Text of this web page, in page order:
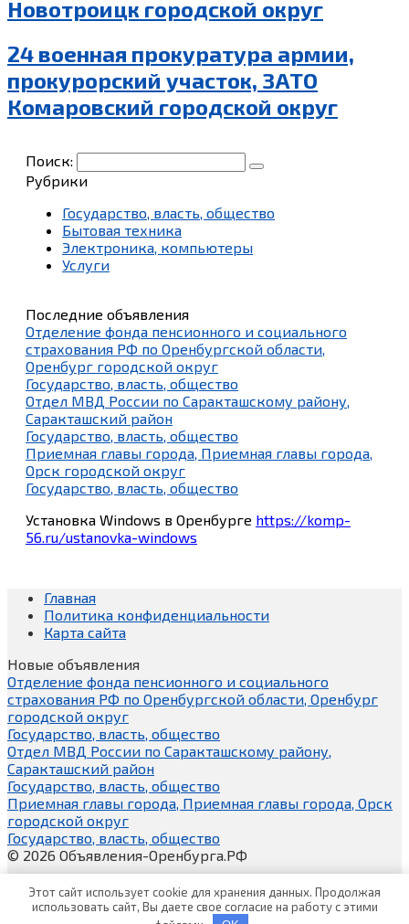
Новотроицк городской округ
24 военная прокуратура армии,
прокурорский участок, ЗАТО
Комаровский городской округ
Поиск:
Рубрики
Государство, власть, общество
Бытовая техника
Электроника, компьютеры
Услуги
Последние объявления
Отделение фонда пенсионного и социального
страхования РФ по Оренбургской области,
Оренбург городской округ
Государство, власть, общество
Отдел МВД России по Саракташскому району,
Саракташский район
Государство, власть, общество
Приемная главы города, Приемная главы города,
Орск городской округ
Государство, власть, общество
Установка Windows в Оренбурге https://komp-
56.ru/ustanovka-windows
Главная
Политика конфиденциальности
Карта сайта
Новые объявления
Отделение фонда пенсионного и социального
страхования РФ по Оренбургской области, Оренбург
городской округ
Государство, власть, общество
Отдел МВД России по Саракташскому району,
Саракташский район
Государство, власть, общество
Приемная главы города, Приемная главы города, Орск
городской округ
Государство, власть, общество
© 2026 Объявления-Оренбурга.РФ
Этот сайт использует cookie для хранения данных. Продолжая
использовать сайт, Вы даете свое согласие на работу с этими